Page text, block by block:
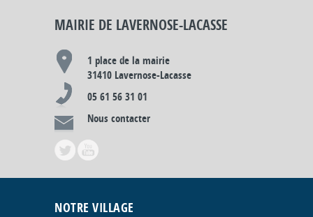
MAIRIE DE LAVERNOSE-LACASSE
1 place de la mairie
31410 Lavernose-Lacasse
05 61 56 31 01
Nous contacter
NOTRE VILLAGE